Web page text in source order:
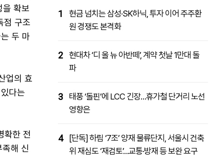
을 확보
점 구조
두 마
업의 효
다는
확한 전
해 신
1
현금 넘치는 삼성·SK하닉, 투자 이어 주주환
원 경쟁도 본격화
2 현대차 ‘디 올 뉴 아반떼’, 계약 첫날 1만대 돌
파
3
태풍 ‘돌핀’에 LCC 긴장…휴가철 단거리 노선
영향은
4
[단독] 하림 ‘7조’ 양재 물류단지, 서울시 건축
위 재심도 ‘재검토’…교통·방재 등 보완 요구